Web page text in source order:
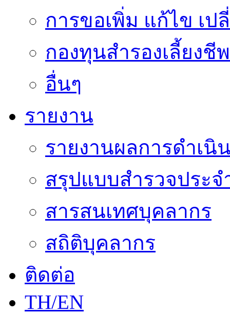
การขอเพิ่ม แก้ไข เ
กองทุนสำรองเลี้ยงชีพ
อื่นๆ
รายงาน
รายงานผลการดำเนิ
สรุปแบบสำรวจประจ
สารสนเทศบุคลากร
สถิติบุคลากร
ติดต่อ
TH/EN